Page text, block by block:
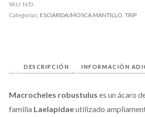
SKU: N/D
Categorías: ESCIARIDA/MOSCA MANTILLO, TRIP
DESCRIPCIÓN INFORMACIÓN
Macrocheles robustulus es un ácaro
familia Laelapidaeutilizado